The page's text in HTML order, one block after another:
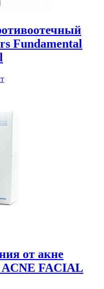
Fundamental
от акне
FACIAL